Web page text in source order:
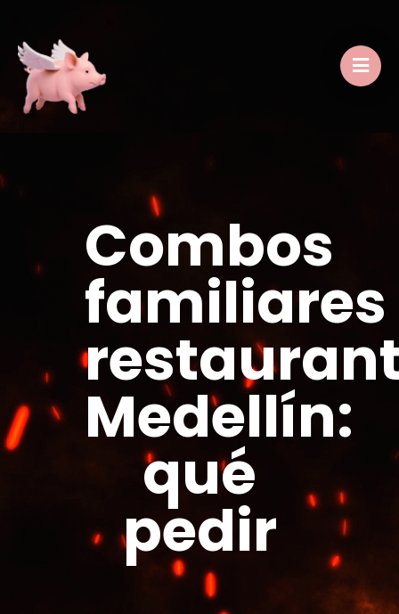
Combos
familiares
Medellín:
qué
pedir